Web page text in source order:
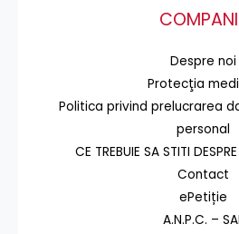
Despre noi
Protecţia
Politica privind prelucrarea
personal
CE TREBUIE SA STITI
Contact
ePetiție
A.N.P.C. –